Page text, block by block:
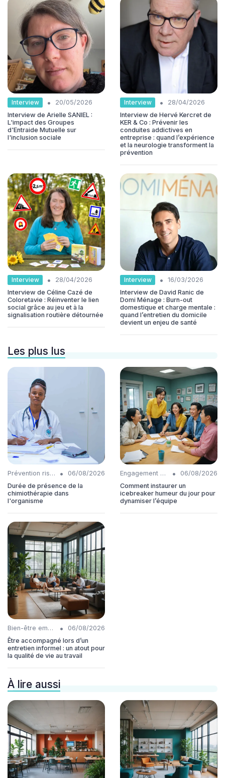
Interview •
20/05/2026
Interview de Arielle SANIEL :
L'impact des Groupes
d'Entraide Mutuelle sur
l'inclusion sociale
Interview •
28/04/2026
Interview de Hervé Kercret de
KER & Co : Prévenir les
conduites addictives en
entreprise : quand l’expérience
et la neurologie transforment la
prévention
Interview •
28/04/2026
Interview de Céline Cazé de
Coloretavie : Réinventer le lien
social grâce au jeu et à la
signalisation routière détournée
Interview •
16/03/2026
Interview de David Ranic de
Domi Ménage : Burn-out
domestique et charge mentale :
quand l’entretien du domicile
devient un enjeu de santé
Les plus lus
Prévention risques •
06/08/2026
Durée de présence de la
chimiothérapie dans
l'organisme
Engagement collaborateurs •
06/08/2026
Comment instaurer un
icebreaker humeur du jour pour
dynamiser l’équipe
Bien-être employés •
06/08/2026
Être accompagné lors d’un
entretien informel : un atout pour
la qualité de vie au travail
À lire aussi